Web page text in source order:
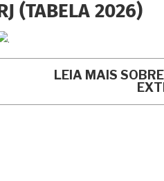
RJ (TABELA 2026)
LEIA MAIS